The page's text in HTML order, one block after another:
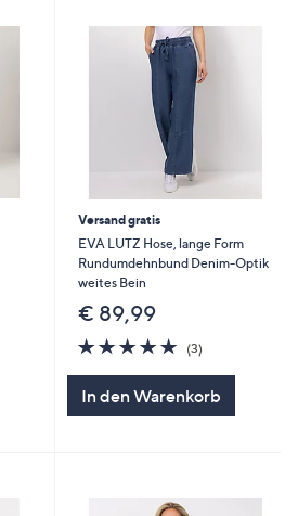
Versand gratis
EVA LUTZ Hose, lange Form
Rundumdehnbund Denim-Optik
weites Bein
€ 89,99
5.0
von
(3)3
In den Warenkorb